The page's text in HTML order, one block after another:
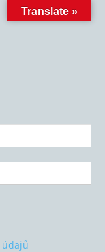
údajů
Translate »